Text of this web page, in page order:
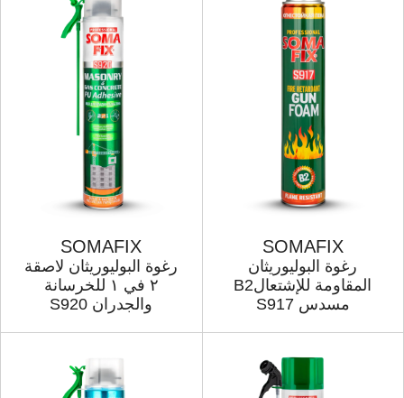
SOMAFIX
رغوة البولیوریثان
المقاومة للإشتعالB2
مسدس S917
SOMAFIX
رغوة البولیوریثان لاصقة
۲ في ۱ للخرسانة
والجدران S920